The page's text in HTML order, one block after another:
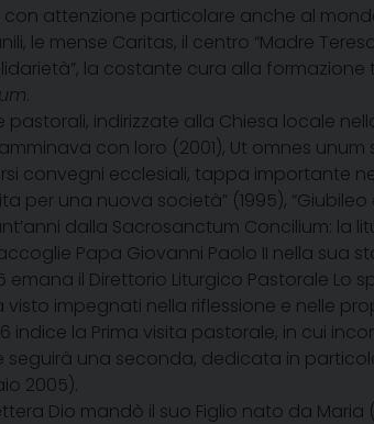
attenzione particolare anche al
le mense Caritas, il centro “Madre
la costante cura alla
.
pastorali, indirizzate alla Chiesa locale
con loro (2001), Ut omnes unum
convegni ecclesiali, tappa importante
per una nuova società” (1995),
dalla Sacrosanctum Concilium: la
accoglie Papa Giovanni Paolo II nella sua
emana il Direttorio Liturgico Pastorale
visto impegnati nella riflessione e nelle
indice la Prima visita pastorale, in cui
seguirà una seconda, dedicata in
2005).
Dio mandò il suo Figlio nato da Maria